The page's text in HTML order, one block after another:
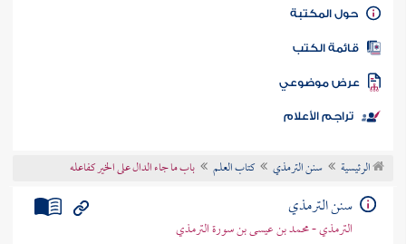
كتاب الأمة
المكتبة
الكتب
موضوعي
تراجم الأعلام
الرئيسية سنن الترمذي كتاب العلم باب ما جاء الدال على الخير كفاعله
سنن الترمذي
الترمذي - محمد بن عيسى بن سورة الترمذي